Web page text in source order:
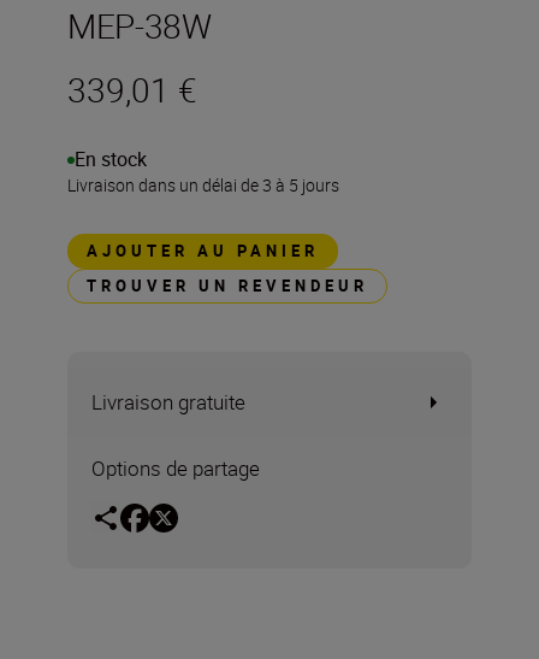
MEP-38W
339,01 €
En stock
Livraison dans un délai de 3 à 5 jours
AJOUTER AU PANIER
TROUVER UN REVENDEUR
Livraison gratuite
Options de partage